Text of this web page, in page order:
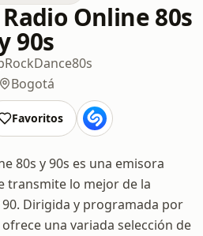
Online 80s
90s
RockDance80s
Bogotá
Favoritos
80s y 90s es una emisora
transmite lo mejor de la
90. Dirigida y programada por
una variada selección de